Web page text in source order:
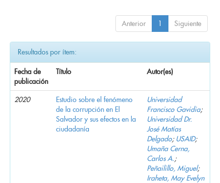
Anterior 1 Siguiente
Resultados por ítem:
Fecha de
publicación
Título Autor(es)
2020
Estudio sobre el fenómeno
de la corrupción en El
Salvador y sus efectos en la
ciudadanía
Universidad
Francisco Gavidia;
Universidad Dr.
José Matías
Delgado; USAID;
Umaña Cerna,
Carlos A.;
Peñailillo, Miguel;
Iraheta, May Evelyn